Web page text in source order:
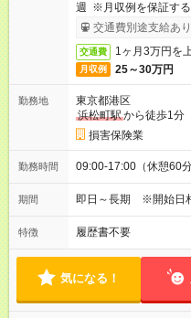
週 ※月収例を保証す
ービス利用可（利用条
交通費別途支給あり
交通費 1ヶ月3万円を
月収例 25～30万円
勤務地
東京都港区
浜松町駅から徒歩1分
損害保険業
勤務時間 09:00-17:00（休憩60
期間 即日～長期 ※開始日
特徴 履歴書不要
気になる！